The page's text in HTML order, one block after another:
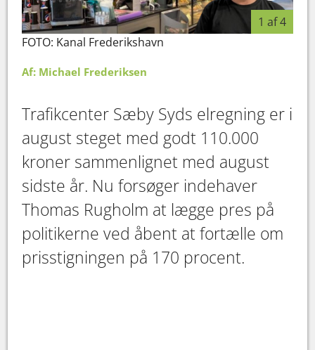
1 af 4
FOTO: Kanal Frederikshavn
Af: Michael Frederiksen
Trafikcenter Sæby Syds elregning er i
august steget med godt 110.000
kroner sammenlignet med august
sidste år. Nu forsøger indehaver
Thomas Rugholm at lægge pres på
politikerne ved åbent at fortælle om
prisstigningen på 170 procent.